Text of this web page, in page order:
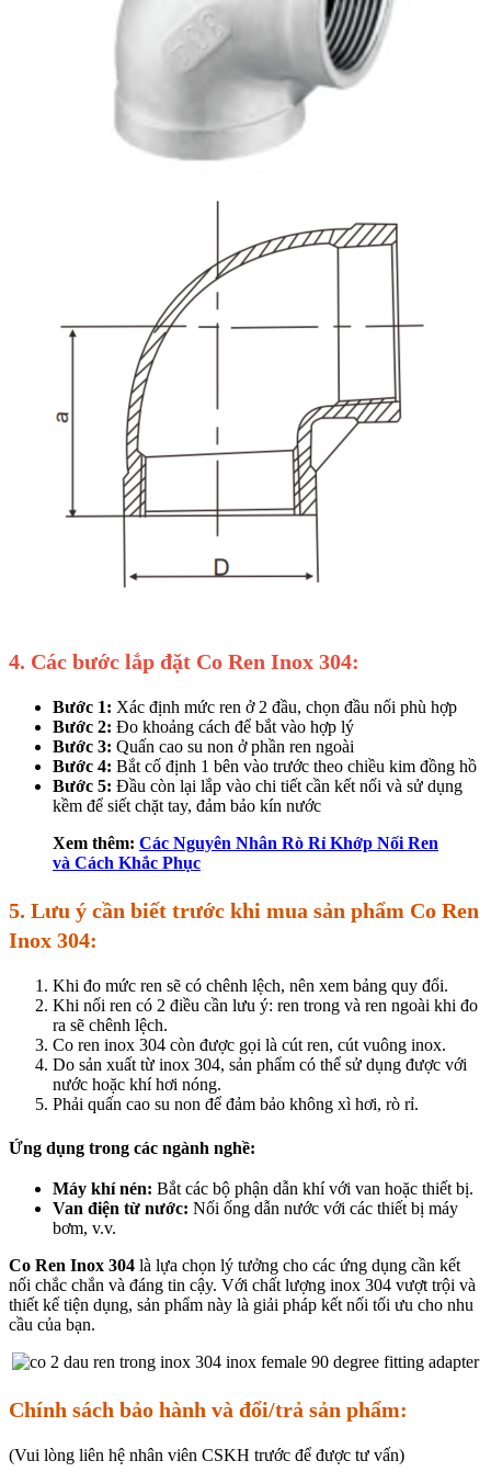
4. Các bước lắp đặt Co Ren Inox 304:
Bước 1: Xác định mức ren ở 2 đầu, chọn đầu nối phù hợp
Bước 2: Đo khoảng cách để bắt vào hợp lý
Bước 3: Quấn cao su non ở phần ren ngoài
Bước 4: Bắt cố định 1 bên vào trước theo chiều kim đồng hồ
Bước 5: Đầu còn lại lắp vào chi tiết cần kết nối và sử dụng
kềm để siết chặt tay, đảm bảo kín nước
Xem thêm: Các Nguyên Nhân Rò Rỉ Khớp Nối Ren
và Cách Khắc Phục
5. Lưu ý cần biết trước khi mua sản phẩm Co Ren
Inox 304:
Khi đo mức ren sẽ có chênh lệch, nên xem bảng quy đổi.
Khi nối ren có 2 điều cần lưu ý: ren trong và ren ngoài khi đo
ra sẽ chênh lệch.
Co ren inox 304 còn được gọi là cút ren, cút vuông inox.
Do sản xuất từ inox 304, sản phẩm có thể sử dụng được với
nước hoặc khí hơi nóng.
Phải quấn cao su non để đảm bảo không xì hơi, rò rỉ.
Ứng dụng trong các ngành nghề:
Máy khí nén: Bắt các bộ phận dẫn khí với van hoặc thiết bị.
Van điện từ nước: Nối ống dẫn nước với các thiết bị máy
bơm, v.v.
Co Ren Inox 304 là lựa chọn lý tưởng cho các ứng dụng cần kết
nối chắc chắn và đáng tin cậy. Với chất lượng inox 304 vượt trội và
thiết kế tiện dụng, sản phẩm này là giải pháp kết nối tối ưu cho nhu
cầu của bạn.
Chính sách bảo hành và đổi/trả sản phẩm:
(Vui lòng liên hệ nhân viên CSKH trước để được tư vấn)